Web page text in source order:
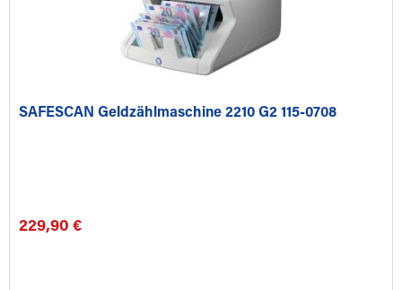
SAFESCAN Geldzählmaschine 2210 G2 115-0708
229,90 €